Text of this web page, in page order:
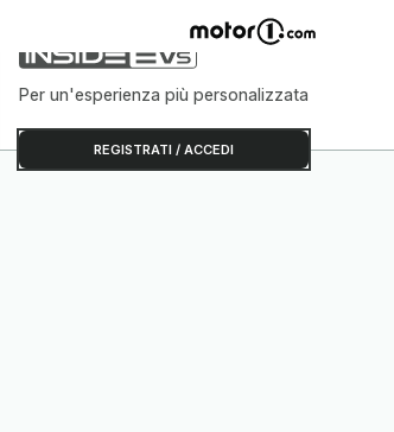
Per un'esperienza più personalizzata
REGISTRATI / ACCEDI